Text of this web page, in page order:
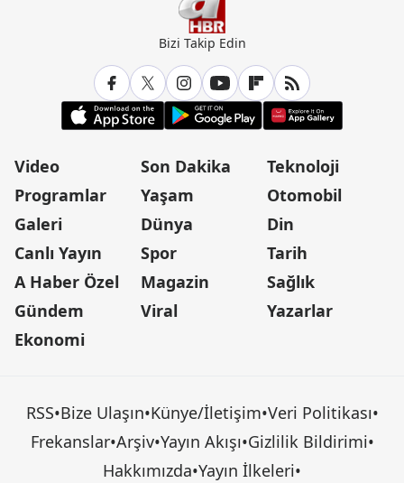
Bizi Takip Edin
Video
Programlar
Galeri
Canlı Yayın
A Haber Özel
Gündem
Ekonomi
Son Dakika
Yaşam
Dünya
Spor
Magazin
Viral
Teknoloji
Otomobil
Din
Tarih
Sağlık
Yazarlar
RSS•Bize Ulaşın•Künye/İletişim•Veri Politikası•
Frekanslar•Arşiv•Yayın Akışı•Gizlilik Bildirimi•
Hakkımızda•Yayın İlkeleri•